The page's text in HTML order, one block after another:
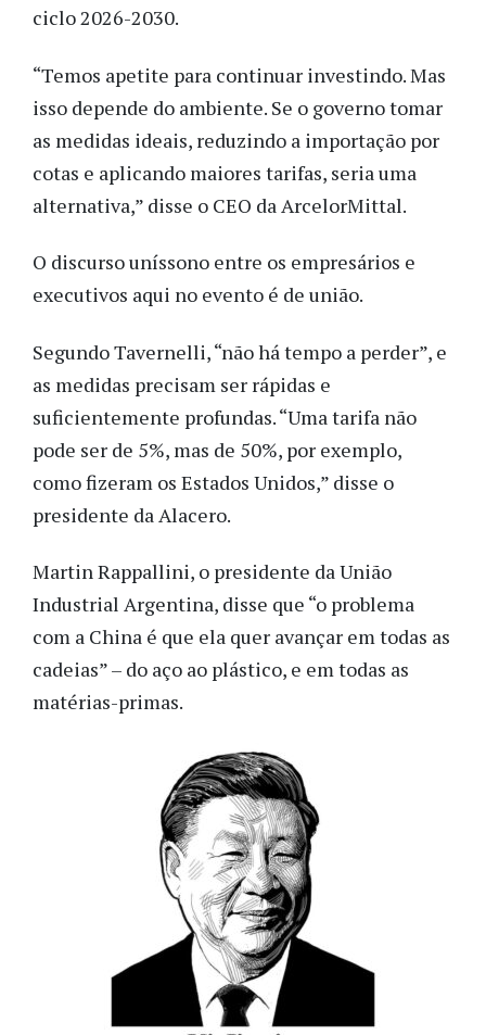
ciclo 2026-2030.
“Temos apetite para continuar investindo. Mas
isso depende do ambiente. Se o governo tomar
as medidas ideais, reduzindo a importação por
cotas e aplicando maiores tarifas, seria uma
alternativa,” disse o CEO da ArcelorMittal.
O discurso uníssono entre os empresários e
executivos aqui no evento é de união.
Segundo Tavernelli, “não há tempo a perder”, e
as medidas precisam ser rápidas e
suficientemente profundas. “Uma tarifa não
pode ser de 5%, mas de 50%, por exemplo,
como fizeram os Estados Unidos,” disse o
presidente da Alacero.
Martin Rappallini, o presidente da União
Industrial Argentina, disse que “o problema
com a China é que ela quer avançar em todas as
cadeias” – do aço ao plástico, e em todas as
matérias-primas.